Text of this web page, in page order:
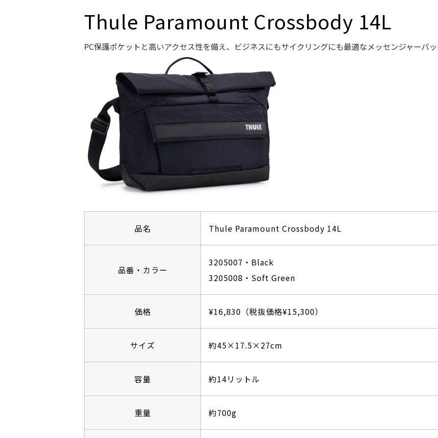
Thule Paramount Crossbody 14L
PC保護ポケットと高いアクセス性を備え、ビジネスにもサイクリングにも最適なメッセンジャーバ
品名 Thule Paramount Crossbody 14L
品番・カラー
3205007・Black
3205008・Soft Green
価格 ¥16,830（税抜価格¥15,300）
サイズ 約45×17.5×27cm
容量 約14リットル
重量 約700g